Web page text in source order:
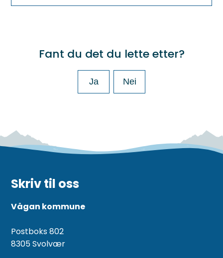
Fant du det du lette etter?
Ja Nei
Skriv til oss
Vågan kommune
Postboks 802
8305 Svolvær